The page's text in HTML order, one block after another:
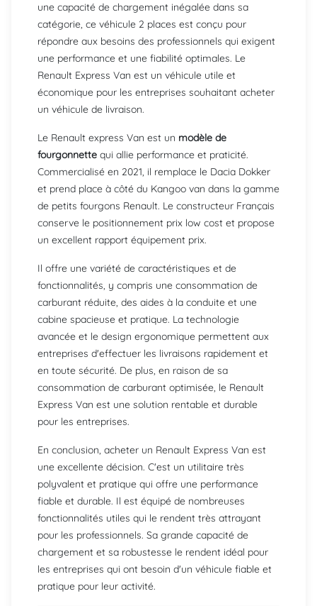
une capacité de chargement inégalée dans sa
catégorie, ce véhicule 2 places est conçu pour
répondre aux besoins des professionnels qui exigent
une performance et une fiabilité optimales. Le
Renault Express Van est un véhicule utile et
économique pour les entreprises souhaitant acheter
un véhicule de livraison.
Le Renault express Van est un modèle de
fourgonnette qui allie performance et praticité.
Commercialisé en 2021, il remplace le Dacia Dokker
et prend place à côté du Kangoo van dans la gamme
de petits fourgons Renault. Le constructeur Français
conserve le positionnement prix low cost et propose
un excellent rapport équipement prix.
Il offre une variété de caractéristiques et de
fonctionnalités, y compris une consommation de
carburant réduite, des aides à la conduite et une
cabine spacieuse et pratique. La technologie
avancée et le design ergonomique permettent aux
entreprises d'effectuer les livraisons rapidement et
en toute sécurité. De plus, en raison de sa
consommation de carburant optimisée, le Renault
Express Van est une solution rentable et durable
pour les entreprises.
En conclusion, acheter un Renault Express Van est
une excellente décision. C'est un utilitaire très
polyvalent et pratique qui offre une performance
fiable et durable. Il est équipé de nombreuses
fonctionnalités utiles qui le rendent très attrayant
pour les professionnels. Sa grande capacité de
chargement et sa robustesse le rendent idéal pour
les entreprises qui ont besoin d'un véhicule fiable et
pratique pour leur activité.